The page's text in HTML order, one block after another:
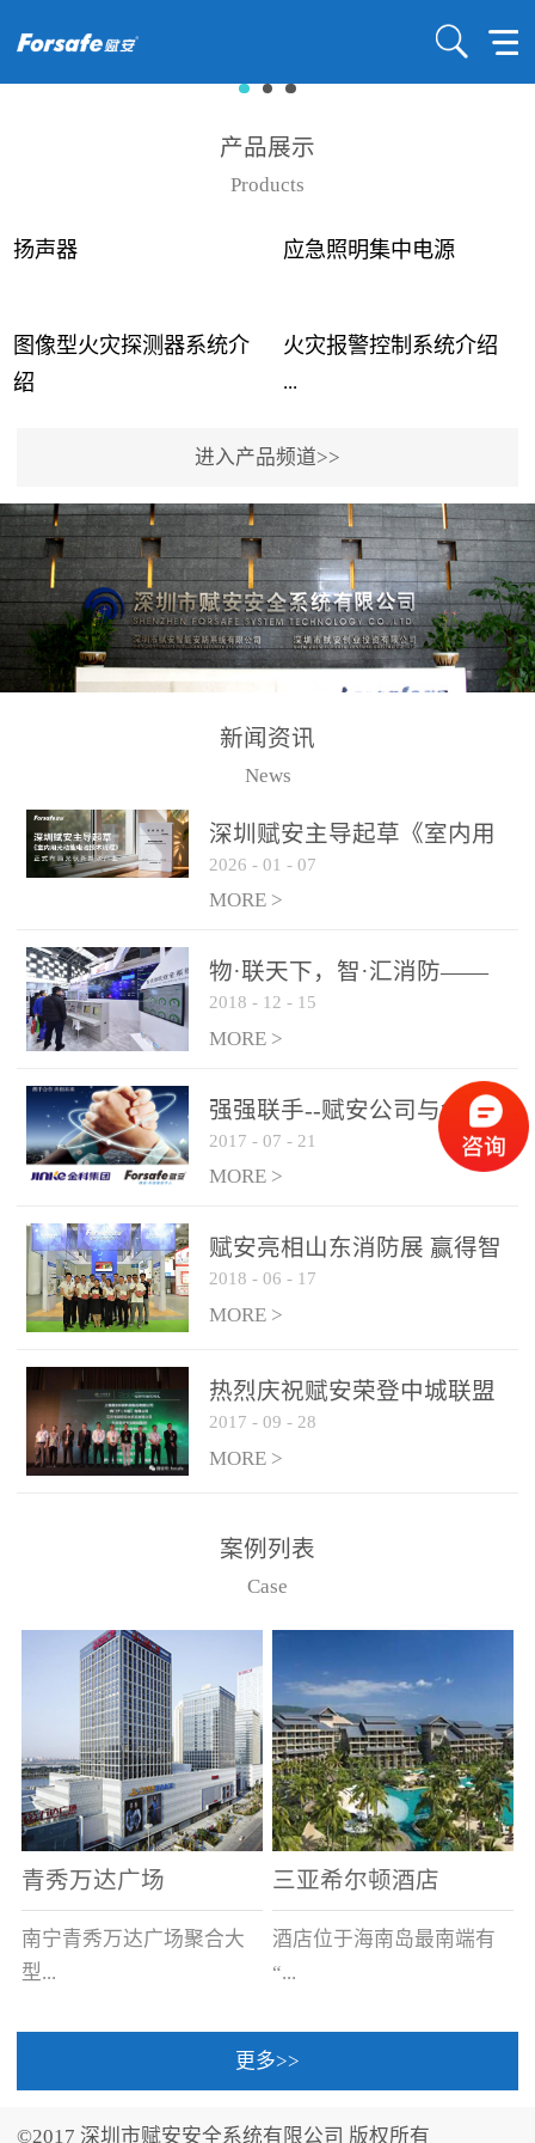
产品展示
Products
扬声器 应急照明集中电源
图像型火灾探测器系统介
绍
...
事故频发，传统的火灾探
测方法已无法满足要求。
尤其是目前众多的大型影
剧院、会议展览中心、体
育馆、大型仓库和隧道空
间等，其建筑结构特殊、
火灾隐患多。一旦发生火
传统的火灾关测器无法被
及时缺发，不能及早发现
和有效扑救火火，这不仅
力和闲难，同时也将造成
巨大的经济损失和社会影
响，基至还会造成人员伤
亡。图像型火灾探测器正
是针对这种高大空间建筑
物的消防设施、设备通过
现场图像的实时获取、预
处理和特征提取分析，实
现火焰的跟踪和识别。能
更早的进行预警，达到早
报早防的效果。 系统构
成示意图： 图像型火灾
和监控端两大部分组成。
两者之间通过以太网相
联，一台监控主机最多可
从监控主机上获取，最多
只能接6台，超过的需从现
火灾报警控制系统介绍
...
用了具有仲裁机制和冗余
校验的总线传输技术、线
路状态检测与保护技术、
后向光电感烟探测技术、
高可靠的系统抗干扰技术
等多项专利技术和专有技
警领域三十多年技术积累
和工程实践的结晶。
进入产品频道>>
新闻资讯
News
深圳赋安主导起草《室内用
光动能电池技术规程》 正式
布局光伏新能源产业
2026 - 01 - 07
MORE >
物·联天下，智·汇消防——
赋安F&S 2018上海消防展圆
满落幕
2018 - 12 - 15
MORE >
强强联手--赋安公司与金科
集团达成战略合作协议
2017 - 07 - 21
MORE >
赋安亮相山东消防展 赢得智
慧消防新荣耀
2018 - 06 - 17
MORE >
热烈庆祝赋安荣登中城联盟
联合采购战略合作平台
2017 - 09 - 28
MORE >
案例列表
Case
青秀万达广场
南宁青秀万达广场聚合大
型...
三亚希尔顿酒店
酒店位于海南岛最南端有
“...
中国的海岛天堂”之美称的
更多>>
©2017 深圳市赋安安全系统有限公司 版权所有